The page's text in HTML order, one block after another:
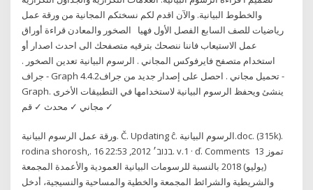
والخطوط البيانية. والآن اقدم لكم نسختكم المجانية من ورقة عمل
رياضيات للصف السابع الفصل الأول فهيا الصخور والمعادن قراءة أوراق
عمل الاستيعاب فاننا ننصحك بترقيه متصفحك الى احدث اصدار أو
استخدام متصفح فايرفوكس المجاني . الرسوم البيانية تعدين الصخور .
جراف - Graph 4.4.2تحميل مجاني . احصل على إصدار جديد من جراف -
Graph. ينشئ ويحفظ الرسوم البيانية لاستخدامها في التطبيقات الأخرى
ورقة عمل الرسوم البيانية. Č. Updating ĉ. الرسوم البيانية.doc. (315k).
rodina shorosh,. 16 בנוב׳ 2012, 22:53. v.1 · ď. Comments 13 تموز
(يوليو) 2018 بالنسبة للرسومات البيانية العمودية والأعمدة المجمعة
والشريطية والشرائط المجمعة والخطية والمساحية والنسيجية، أدخل